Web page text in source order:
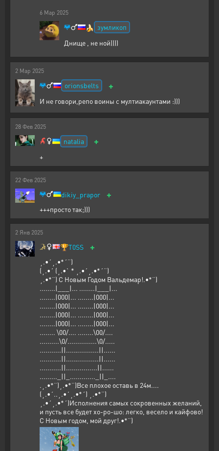
6 Мар 2025
🍌 зумликоп
Днище , не ной))))
2 Мар 2025
orionsbelts +
И не говори,репо воины с мултиакаунтами :)))
28 Фев 2025
natalia +
+
22 Фев 2025
dikiy_prapor +
+++просто так;)))
2 Янв 2025
🏆T0SS +
¸.•´¸.•*´¨)
(¸.•´ (¸.•` * ¸.•´¸.•*´¨)
¸.•*¨) С Новым Годом Вальдемар!.•*¨)
........|___|... ........|___|...
........|000|... ........|000|...
........|000|... ........|000|...
........|000|... ........|000|...
........|000|... ........|000|...
........ \00/.... ........\00/....
..........\0/...............\0/.....
...........||....…..........||......
...........||....…..........||......
...........||................||......
........._||_............._||_....
.¸.•*¨)¸.•*¨)Все плохое оставь в 24м....
(¸.•´..¸.•´¸.•*´) ¸.•*¨)
¸.•´¸.•*´)Исполнения самых сокровенных желаний,
и пусть все будет хо-ро-шо: легко, весело и кайфово!
С Новым годом, мой друг!.•*¨)